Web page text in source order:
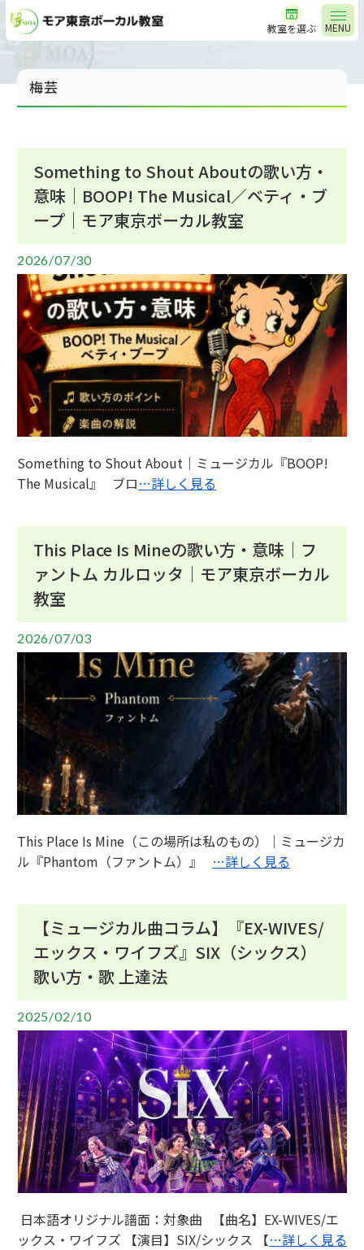
MENU
教室を選ぶ
梅芸
Something to Shout Aboutの歌い方・
意味｜BOOP! The Musical／ベティ・ブ
ープ｜モア東京ボーカル教室
2026/07/30
Something to Shout About｜ミュージカル『BOOP!
The Musical』 ブロ…詳しく見る
This Place Is Mineの歌い方・意味｜フ
ァントム カルロッタ｜モア東京ボーカル
教室
2026/07/03
This Place Is Mine（この場所は私のもの）｜ミュージカ
ル『Phantom（ファントム）』 …詳しく見る
【ミュージカル曲コラム】『EX-WIVES/
エックス・ワイフズ』SIX（シックス）
歌い方・歌 上達法
2025/02/10
日本語オリジナル譜面：対象曲 【曲名】EX-WIVES/エ
ックス・ワイフズ 【演目】SIX/シックス 【…詳しく見る